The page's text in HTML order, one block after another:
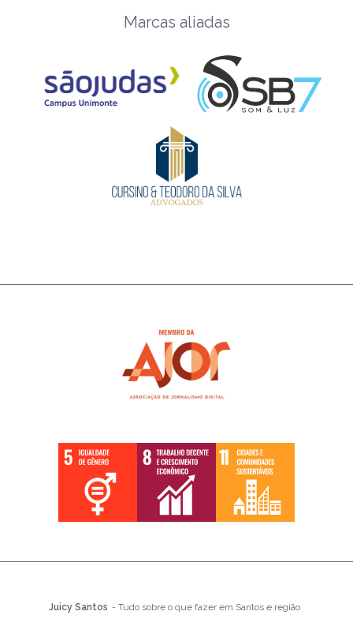
Marcas aliadas
Juicy Santos - Tudo sobre o que fazer em Santos e região